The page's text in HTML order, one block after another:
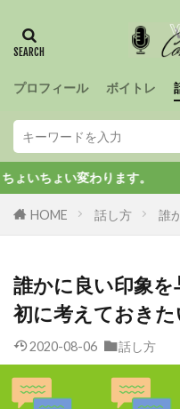
プロフィール ボイトレ
わります。
HOME 話し方 誰
誰かに良い印象
初に考えておきた
2020-08-06 話し方